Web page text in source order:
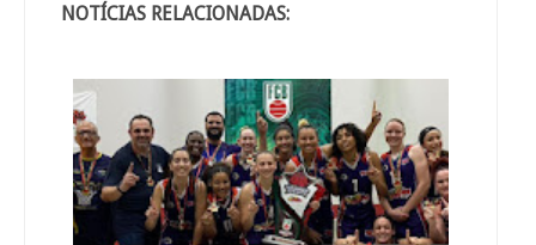
NOTÍCIAS RELACIONADAS: